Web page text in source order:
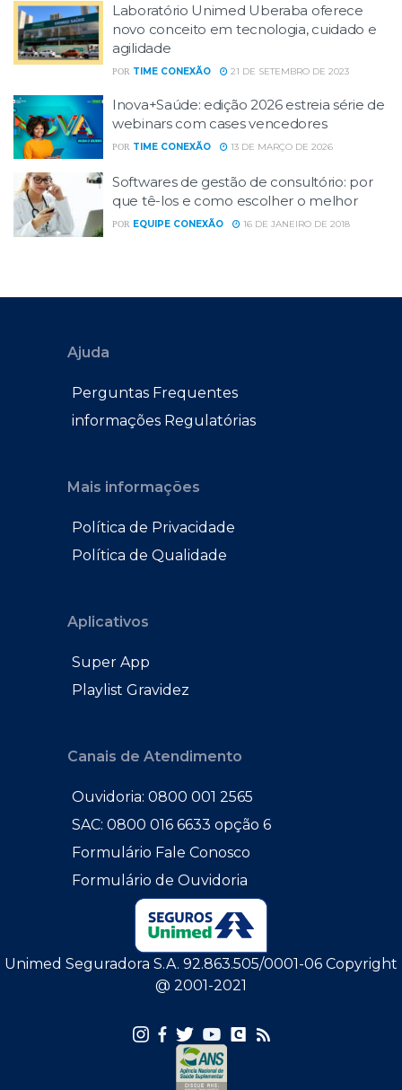
Laboratório Unimed Uberaba oferece
novo conceito em tecnologia, cuidado e
agilidade
POR TIME CONEXÃO 21 DE SETEMBRO DE 2023
Inova+Saúde: edição 2026 estreia série de
webinars com cases vencedores
POR TIME CONEXÃO 13 DE MARÇO DE 2026
Softwares de gestão de consultório: por
que tê-los e como escolher o melhor
POR EQUIPE CONEXÃO 16 DE JANEIRO DE 2018
Ajuda
Perguntas Frequentes
informações Regulatórias
Mais informações
Política de Privacidade
Política de Qualidade
Aplicativos
Super App
Playlist Gravidez
Canais de Atendimento
Ouvidoria: 0800 001 2565
SAC: 0800 016 6633 opção 6
Formulário Fale Conosco
Formulário de Ouvidoria
Unimed Seguradora S.A. 92.863.505/0001-06 Copyright
@ 2001-2021